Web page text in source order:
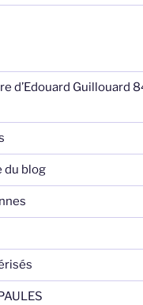
d’Edouard Guillouard
du blog